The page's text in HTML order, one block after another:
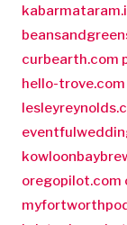
curbearth.com
hello-trove.com
oregopilot.com